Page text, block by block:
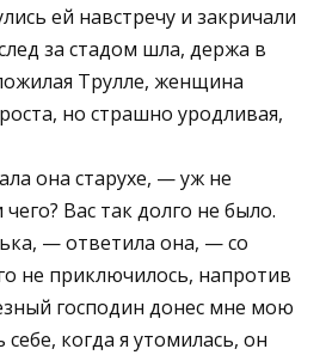
ей навстречу и закричали
за стадом шла, держа в
Трулле, женщина
но страшно уродливая,
она старухе, — уж не
Вас так долго не было.
— ответила она, — со
не приключилось, напротив
господин донес мне мою
когда я утомилась, он